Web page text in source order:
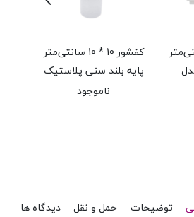
سانتی‌متر
کفشور 10 * 10 سانتی‌متر
پایه بلند سنی پلاستیک
مدل سامی
ناموجود
توضیحات حمل و نقل دیدگاه ها